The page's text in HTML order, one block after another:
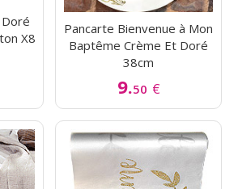
X8
Pancarte Bienvenue à Mon
Baptême Crème Et Doré
38cm
9.50 €